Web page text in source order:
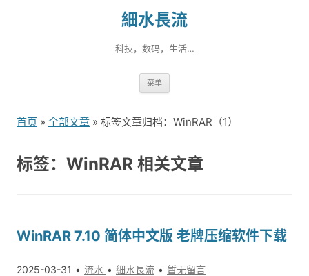
細水長流
科技，数码，生活…
菜单
到
首页 » 全部文章 » 标签文章归档：WinRAR（1）
标签：WinRAR 相关文章
WinRAR 7.10 简体中文版 老牌压缩软件下载
2025-03-31 流水 細水長流 暂无留言